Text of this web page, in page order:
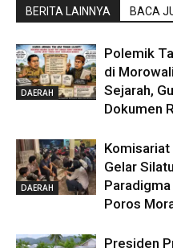
BERITA LAINNYA BACA
DAERAH
Polemik
di
Sejarah,
Dokumen
DAERAH
Komisariat
Gelar
Poros
Presiden